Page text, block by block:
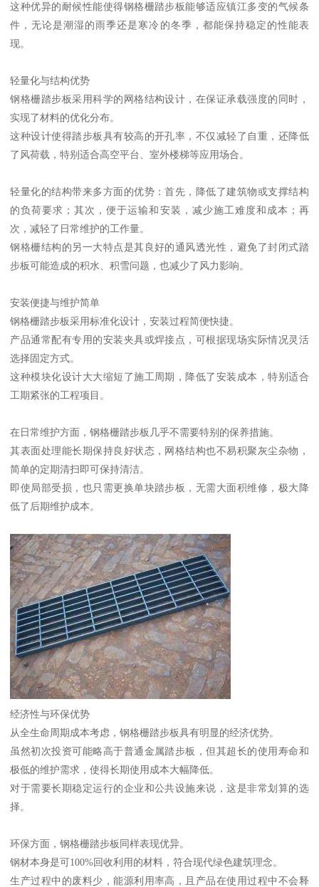
这种优异的耐候性能使得钢格栅踏步板能够适应镇江多变的气候条
件，无论是潮湿的雨季还是寒冷的冬季，都能保持稳定的性能表
现。
轻量化与结构优势
钢格栅踏步板采用科学的网格结构设计，在保证承载强度的同时，
实现了材料的优化分布。
这种设计使得踏步板具有较高的开孔率，不仅减轻了自重，还降低
了风荷载，特别适合高空平台、室外楼梯等应用场合。
轻量化的结构带来多方面的优势：首先，降低了建筑物或支撑结构
的负荷要求；其次，便于运输和安装，减少施工难度和成本；再
次，减轻了日常维护的工作量。
钢格栅结构的另一大特点是其良好的通风透光性，避免了封闭式踏
步板可能造成的积水、积雪问题，也减少了风力影响。
安装便捷与维护简单
钢格栅踏步板采用标准化设计，安装过程简便快捷。
产品通常配有专用的安装夹具或焊接点，可根据现场实际情况灵活
选择固定方式。
这种模块化设计大大缩短了施工周期，降低了安装成本，特别适合
工期紧张的工程项目。
在日常维护方面，钢格栅踏步板几乎不需要特别的保养措施。
其表面处理能长期保持良好状态，网格结构也不易积聚灰尘杂物，
简单的定期清扫即可保持清洁。
即使局部受损，也只需更换单块踏步板，无需大面积维修，极大降
低了后期维护成本。
经济性与环保优势
从全生命周期成本考虑，钢格栅踏步板具有明显的经济优势。
虽然初次投资可能略高于普通金属踏步板，但其超长的使用寿命和
极低的维护需求，使得长期使用成本大幅降低。
对于需要长期稳定运行的企业和公共设施来说，这是非常划算的选
择。
环保方面，钢格栅踏步板同样表现优异。
钢材本身是可100%回收利用的材料，符合现代绿色建筑理念。
生产过程中的废料少，能源利用率高，且产品在使用过程中不会释